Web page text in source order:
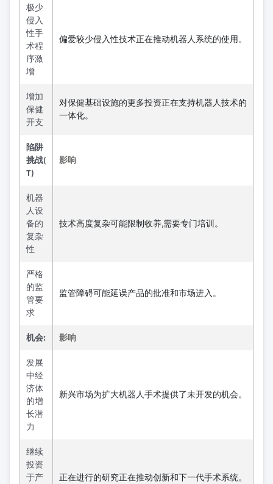
极少
侵入
性手
术程
序激
增
偏爱较少侵入性技术正在推动机器人系统的使用。
增加
保健
开支
对保健基础设施的更多投资正在支持机器人技术的
一体化。
陷阱
挑战(
T)
影响
机器
人设
备的
复杂
性
技术高度复杂可能限制收养,需要专门培训。
严格
的监
管要
求
监管障碍可能延误产品的批准和市场进入。
机会: 影响
发展
中经
济体
的增
长潜
力
新兴市场为扩大机器人手术提供了未开发的机会。
继续
投资
于产
正在进行的研究正在推动创新和下一代手术系统。